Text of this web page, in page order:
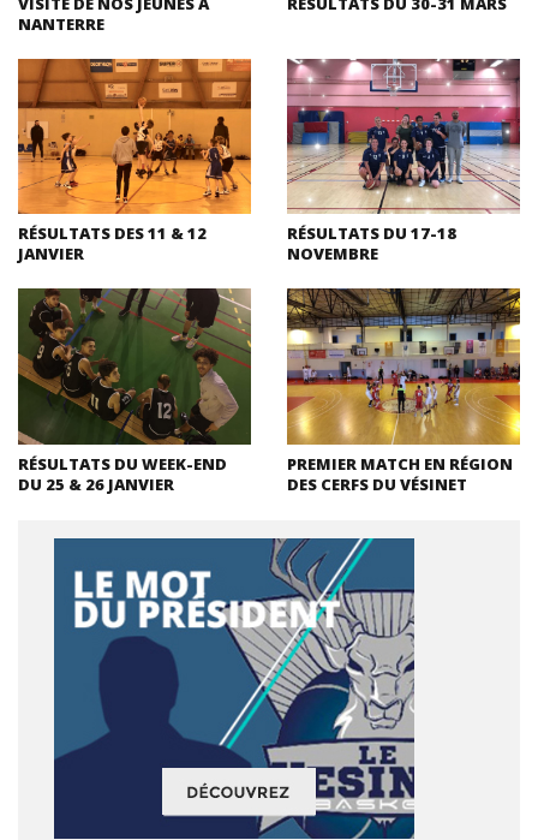
NANTERRE
RÉSULTATS DES 11 & 12
JANVIER
RÉSULTATS DU 17-18
NOVEMBRE
RÉSULTATS DU WEEK-END
DU 25 & 26 JANVIER
PREMIER MATCH EN RÉGION
DES CERFS DU VÉSINET